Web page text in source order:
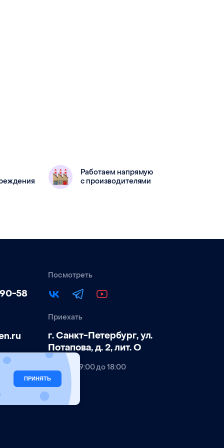
Работаем напрямую
с производителями
58
Посмотреть
Приехать
г. Санкт-Петербург, ул.
Потапова, д. 2, лит. О
Пн-Пт, с 9:00 до 18:00